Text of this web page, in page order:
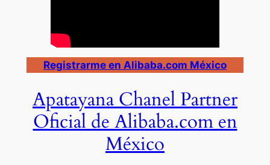
Registrarme en Alibaba.com México
Apatayana Chanel Partner
Oficial de Alibaba.com en
México